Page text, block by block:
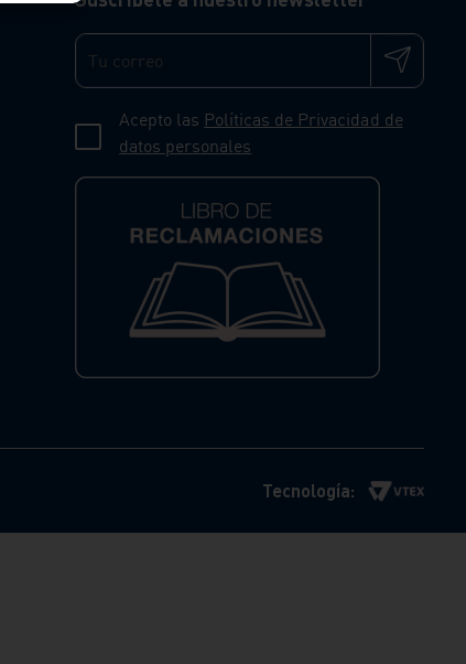
Acepto las Políticas de Privacidad de
datos personales
Tecnología: